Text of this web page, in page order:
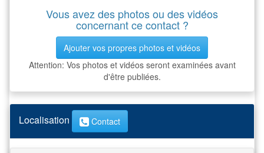
Vous avez des photos ou des vidéos
concernant ce contact ?
Ajouter vos propres photos et vidéos
Attention: Vos photos et vidéos seront examinées avant
d'être publiées.
Localisation Contact